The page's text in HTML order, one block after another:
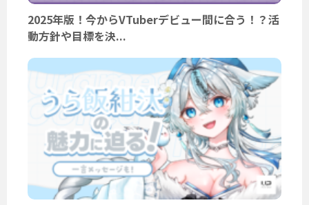
2025年版！今からVTuberデビュー間に合う！？活
動方針や目標を決...